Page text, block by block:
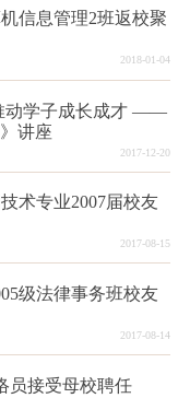
信息管理2班返校聚
2018-01-04
动学子成长成才 ——
讲座
2017-12-20
术专业2007届校友
2017-08-15
级法律事务班校友
2017-08-14
员接受母校聘任